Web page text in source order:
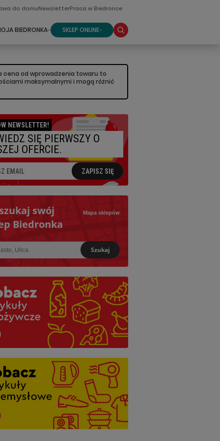
do domuNewsletterPraca w Biedronce
BIEDRONKA SKLEP ONLINE
cena od wprowadzenia towaru to
maksymalnymi i mogą różnić
NEWSLETTER!
SIĘ PIERWSZY O
OFERCIE.
ZAPISZ SIĘ
swój
Biedronka
Mapa sklepów
Szukaj